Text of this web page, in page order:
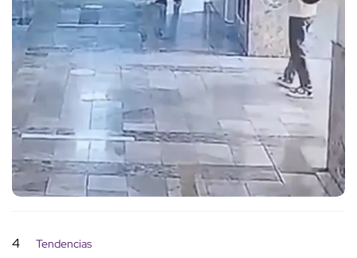
4 Tendencias